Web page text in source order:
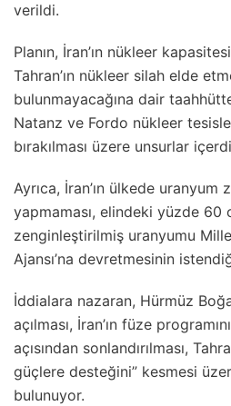
verildi.
Planın, İran’ın nükleer
Tahran’ın nükleer silah elde
bulunmayacağına dair
Natanz ve Fordo nükleer
bırakılması üzere unsurlar
Ayrıca, İran’ın ülkede uranyum
yapmaması, elindeki yüzde 60
zenginleştirilmiş uranyumu
Ajansı’na devretmesinin
İddialara nazaran, Hürmüz
açılması, İran’ın füze
açısından sonlandırılması,
güçlere desteğini” kesmesi
bulunuyor.